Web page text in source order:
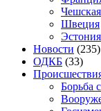
Швеция
Эстония
Новости (235)
ОДКБ (33)
Борьба